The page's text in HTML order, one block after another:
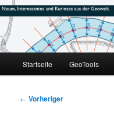
Zum
primären
Inhalt
springen#geoObserver
mikeE's GeoBlog
Startseite GeoTools
Beitragsnavigation
← Vorheriger